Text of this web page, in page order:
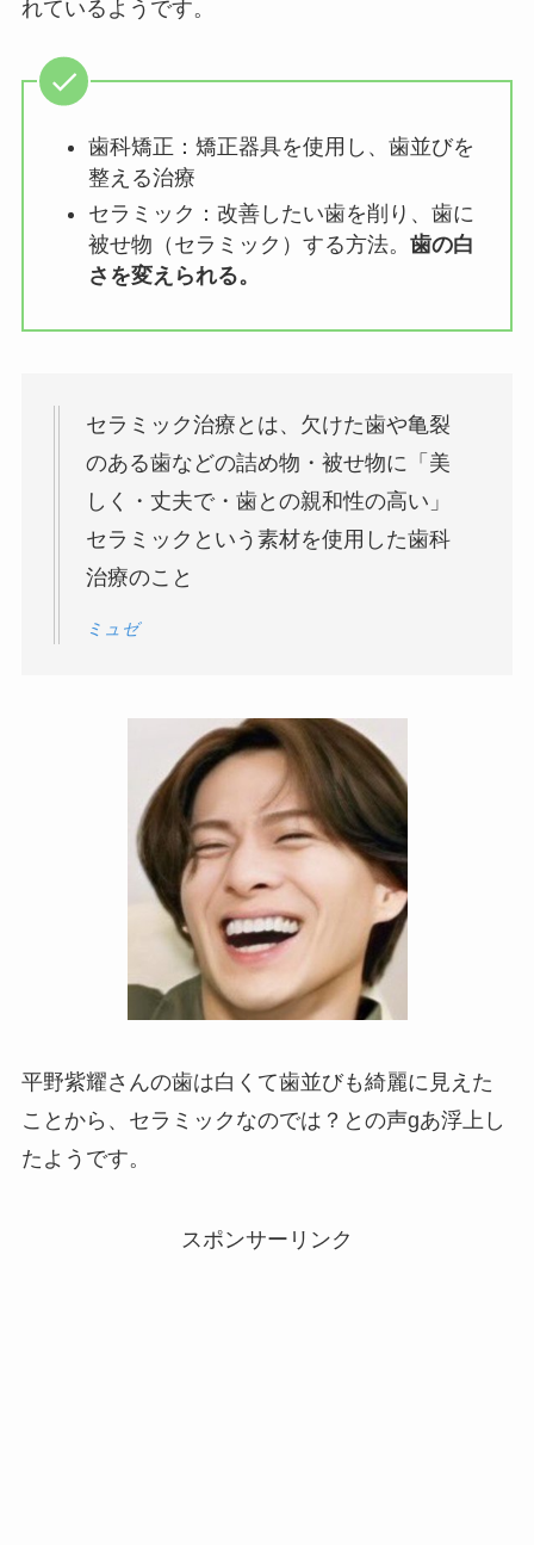
れているようです。
歯科矯正：矯正器具を使用し、歯並びを
整える治療
セラミック：改善したい歯を削り、歯に
被せ物（セラミック）する方法。 歯の白
さを変えられる。
セラミック治療とは、欠けた歯や亀裂
のある歯などの詰め物・被せ物に「美
しく・丈夫で・歯との親和性の高い」
セラミックという素材を使用した歯科
治療のこと
ミュゼ
平野紫耀さんの歯は白くて歯並びも綺麗に見えた
ことから、セラミックなのでは？との声gあ浮上し
たようです。
スポンサーリンク